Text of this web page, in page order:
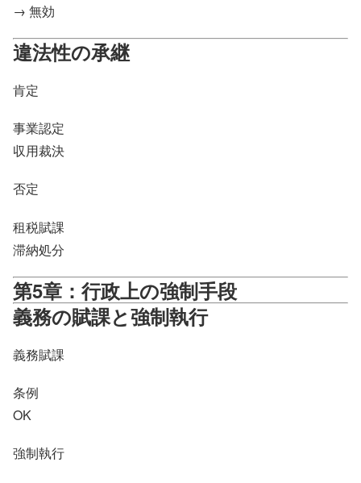
→ 無効
違法性の承継
肯定
事業認定
収用裁決
否定
租税賦課
滞納処分
第5章：行政上の強制手段
義務の賦課と強制執行
義務賦課
条例
OK
強制執行